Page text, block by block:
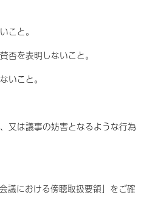
こと。
を表明しないこと。
いこと。
又は議事の妨害となるような行為
議における傍聴取扱要領」をご確